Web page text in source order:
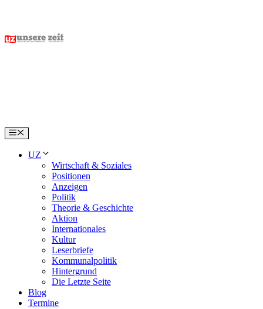
content
Menu
UZ
Wirtschaft & Soziales
Positionen
Anzeigen
Politik
Theorie & Geschichte
Aktion
Internationales
Kultur
Leserbriefe
Kommunalpolitik
Hintergrund
Die Letzte Seite
Blog
Termine